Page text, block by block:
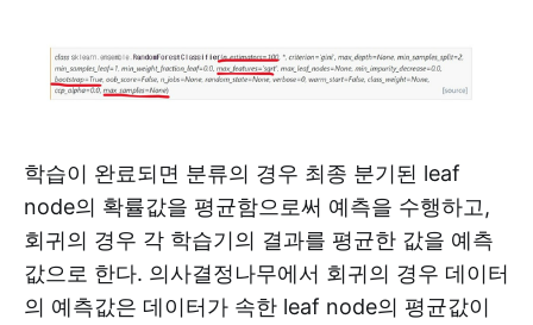
학습이 완료되면 분류의 경우 최종 분기된 leaf
node의 확률값을 평균함으로써 예측을 수행하고,
회귀의 경우 각 학습기의 결과를 평균한 값을 예측
값으로 한다. 의사결정나무에서 회귀의 경우 데이터
의 예측값은 데이터가 속한 leaf node의 평균값이